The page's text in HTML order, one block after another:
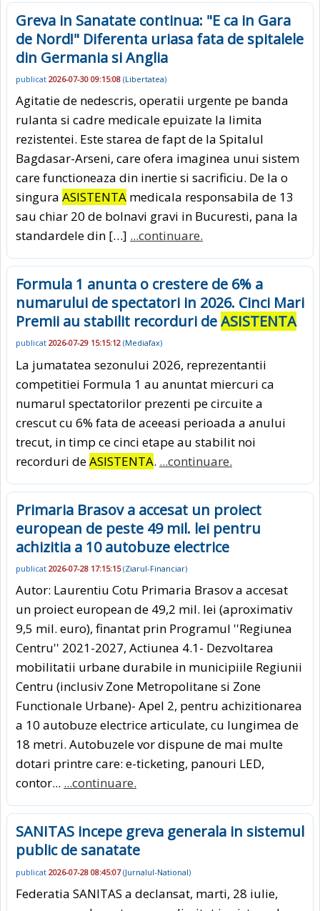
Greva in Sanatate continua: "E ca in Gara
de Nord!" Diferenta uriasa fata de spitalele
din Germania si Anglia
publicat 2026-07-30 09:15:08 (Libertatea)
Agitatie de nedescris, operatii urgente pe banda
rulanta si cadre medicale epuizate la limita
rezistentei. Este starea de fapt de la Spitalul
Bagdasar-Arseni, care ofera imaginea unui sistem
care functioneaza din inertie si sacrificiu. De la o
singura ASISTENTA medicala responsabila de 13
sau chiar 20 de bolnavi gravi in Bucuresti, pana la
standardele din […] ...continuare.
Formula 1 anunta o crestere de 6% a
numarului de spectatori in 2026. Cinci Mari
Premii au stabilit recorduri deASISTENTA
publicat 2026-07-29 15:15:12 (Mediafax)
La jumatatea sezonului 2026, reprezentantii
competitiei Formula 1 au anuntat miercuri ca
numarul spectatorilor prezenti pe circuite a
crescut cu 6% fata de aceeasi perioada a anului
trecut, in timp ce cinci etape au stabilit noi
recorduri deASISTENTA. ...continuare.
Primaria Brasov a accesat un proiect
european de peste 49 mil. lei pentru
achizitia a 10 autobuze electrice
publicat 2026-07-28 17:15:15(Ziarul-Financiar)
Autor: Laurentiu Cotu Primaria Brasov a accesat
un proiect european de 49,2 mil. lei (aproximativ
9,5 mil. euro), finantat prin Programul ''Regiunea
Centru'' 2021-2027, Actiunea 4.1- Dezvoltarea
mobilitatii urbane durabile in municipiile Regiunii
Centru (inclusiv Zone Metropolitane si Zone
Functionale Urbane)- Apel 2, pentru achizitionarea
a 10 autobuze electrice articulate, cu lungimea de
18 metri. Autobuzele vor dispune de mai multe
dotari printre care: e-ticketing, panouri LED,
contor... ...continuare.
SANITAS incepe greva generala in sistemul
public de sanatate
publicat 2026-07-28 08:45:07(Jurnalul-National)
Federatia SANITAS a declansat, marti, 28 iulie,